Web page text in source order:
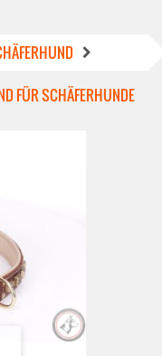
FÜR SCHÄFERHUNDE